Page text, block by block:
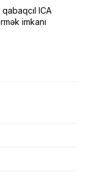
ICA
imkanı